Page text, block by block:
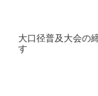
大口径普及大会の
す